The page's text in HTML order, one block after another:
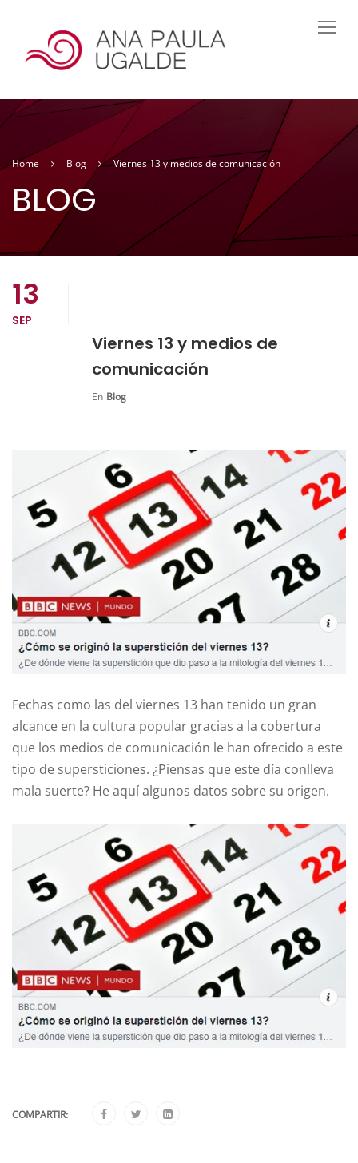
Home Blog Viernes 13 y medios de comunicación
BLOG
13
SEP
Viernes 13 y medios de
comunicación
En Blog
Fechas como las del viernes 13 han tenido un gran
alcance en la cultura popular gracias a la cobertura
que los medios de comunicación le han ofrecido a este
tipo de supersticiones. ¿Piensas que este día conlleva
mala suerte? He aquí algunos datos sobre su origen.
COMPARTIR: